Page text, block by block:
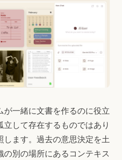
一緒に文書を作るのに役立
して存在するものではあり
します。過去の意思決定を土
別の場所にあるコンテキス